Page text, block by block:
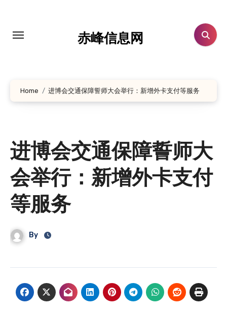
赤峰信息网
Home 进博会交通保障誓师大会举行：新增外卡支付等服务
进博会交通保障誓师大
会举行：新增外卡支付
等服务
By